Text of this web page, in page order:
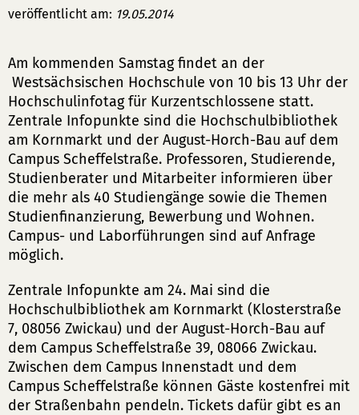
veröffentlicht am: 19.05.2014
Am kommenden Samstag findet an der
Westsächsischen Hochschule von 10 bis 13 Uhr der
Hochschulinfotag für Kurzentschlossene statt.
Zentrale Infopunkte sind die Hochschulbibliothek
am Kornmarkt und der August-Horch-Bau auf dem
Campus Scheffelstraße. Professoren, Studierende,
Studienberater und Mitarbeiter informieren über
die mehr als 40 Studiengänge sowie die Themen
Studienfinanzierung, Bewerbung und Wohnen.
Campus- und Laborführungen sind auf Anfrage
möglich.
Zentrale Infopunkte am 24. Mai sind die
Hochschulbibliothek am Kornmarkt (Klosterstraße
7, 08056 Zwickau) und der August-Horch-Bau auf
dem Campus Scheffelstraße 39, 08066 Zwickau.
Zwischen dem Campus Innenstadt und dem
Campus Scheffelstraße können Gäste kostenfrei mit
der Straßenbahn pendeln. Tickets dafür gibt es an